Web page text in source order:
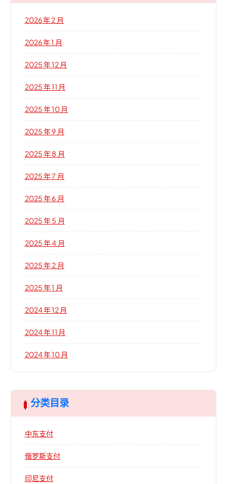
2026 年 2 月
2026 年 1 月
2025 年 12 月
2025 年 11 月
2025 年 10 月
2025 年 9 月
2025 年 8 月
2025 年 7 月
2025 年 6 月
2025 年 5 月
2025 年 4 月
2025 年 2 月
2025 年 1 月
2024 年 12 月
2024 年 11 月
2024 年 10 月
分类目录
中东支付
俄罗斯支付
印尼支付